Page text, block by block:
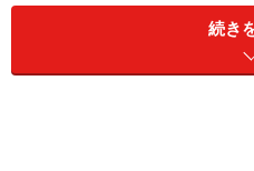
ですが、明治6年には上野
園となっており、現在も花
外の時期も園内にある3つ
続き